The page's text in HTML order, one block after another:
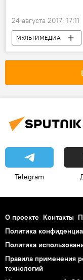
24 августа 2017, 17:11
МУЛЬТИМЕДИА
Пресс-центр
Вагиф Мансуров
Сабит Зейниев
Пресс-конференция
защита окружающей
Азербайджан
Telegram
О проекте Контакты
Политика
Политика
Правила применения
технологий